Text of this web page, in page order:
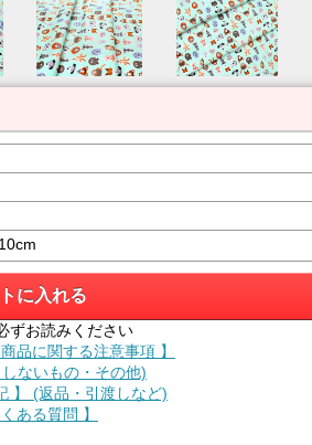
ずお読みください
品に関する注意事項 】
ないもの・その他)
】 (返品・引渡しなど)
ある質問 】